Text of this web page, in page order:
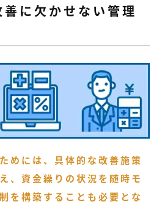
に欠かせない管理
めには、具体的な改善施策
、資金繰りの状況を随時モ
を構築することも必要とな